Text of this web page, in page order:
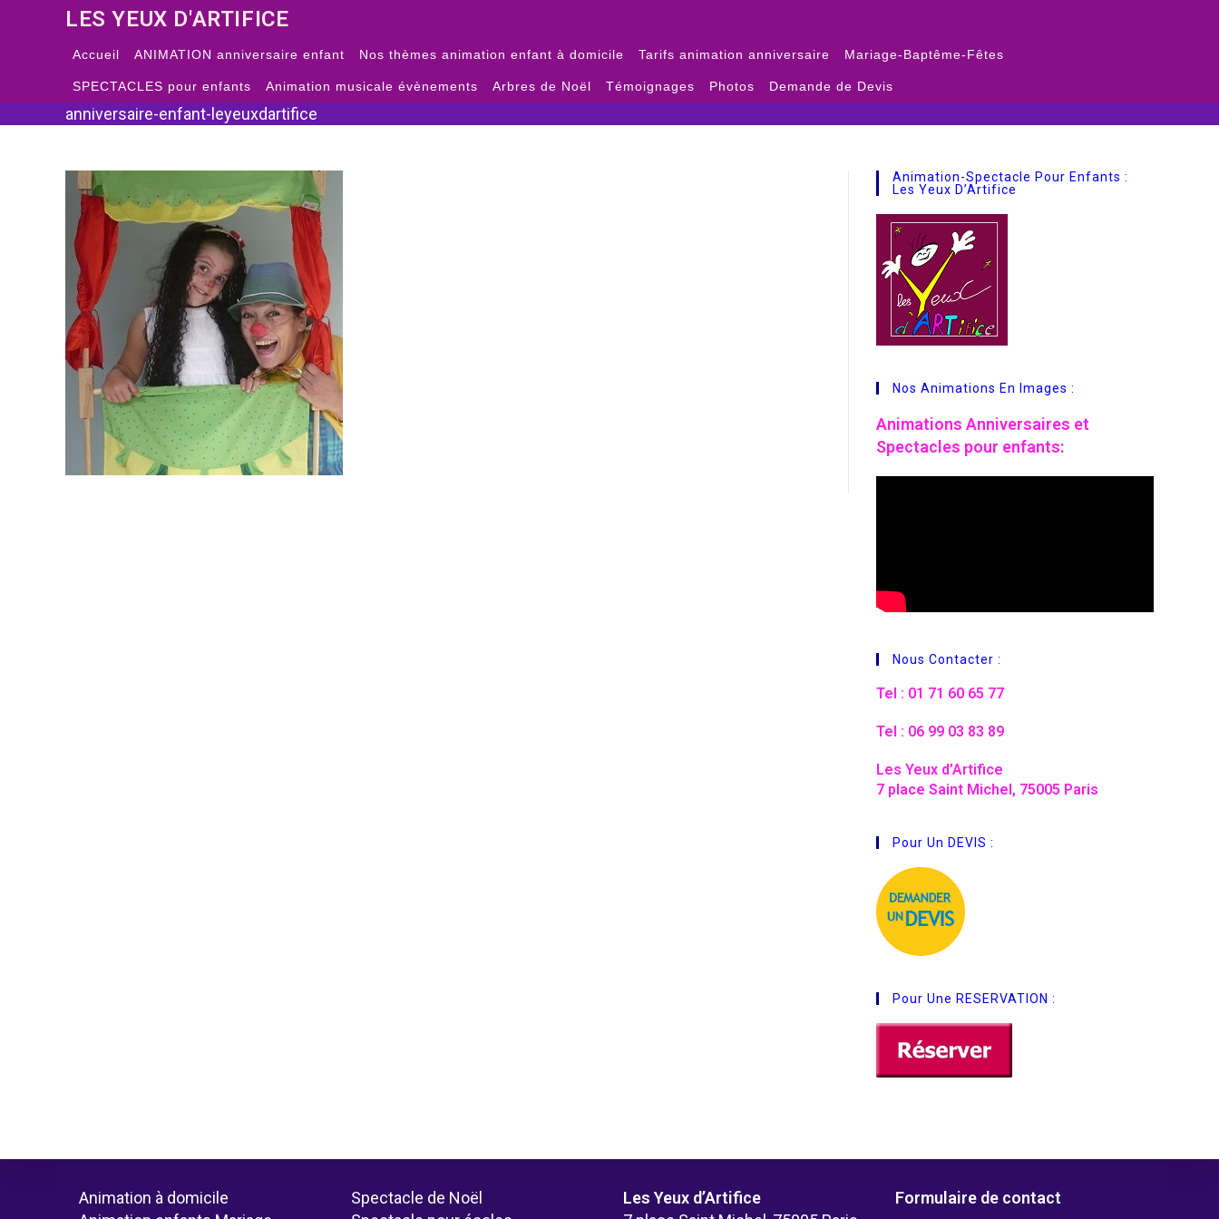
LES YEUX D'ARTIFICE
Accueil ANIMATION anniversaire enfant Nos thèmes animation enfant à domicile Tarifs animation anniversaire Mariage-Baptême-Fêtes
SPECTACLES pour enfants Animation musicale évènements Arbres de Noël Témoignages Photos Demande de Devis
anniversaire-enfant-leyeuxdartifice
Animation-Spectacle Pour Enfants :
Les Yeux D’Artifice
Nos Animations En Images :
Animations Anniversaires et
Spectacles pour enfants:
Nous Contacter :
Tel : 01 71 60 65 77
Tel : 06 99 03 83 89
Les Yeux d’Artifice
7 place Saint Michel, 75005 Paris
Pour Un DEVIS :
Pour Une RESERVATION :
Animation à domicile
Spectacle de Noël
Les Yeux d’Artifice
Formulaire de contact